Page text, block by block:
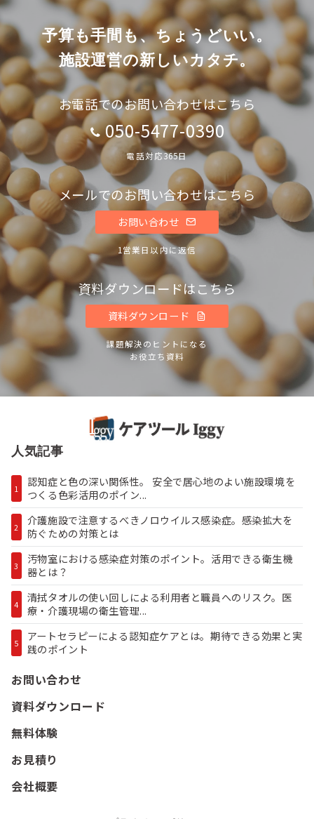
予算も手間も、ちょうどいい。
施設運営の新しいカタチ。
お電話でのお問い合わせはこちら
050-5477-0390
電話対応365日
メールでのお問い合わせはこちら
お問い合わせ
1営業日以内に返信
資料ダウンロードはこちら
資料ダウンロード
課題解決のヒントになる
お役立ち資料
人気記事
1
認知症と色の深い関係性。 安全で居心地のよい施設環境を
つくる色彩活用のポイン...
2
介護施設で注意するべきノロウイルス感染症。感染拡大を
防ぐための対策とは
3
汚物室における感染症対策のポイント。活用できる衛生機
器とは？
4
清拭タオルの使い回しによる利用者と職員へのリスク。医
療・介護現場の衛生管理...
5
アートセラピーによる認知症ケアとは。期待できる効果と実
践のポイント
お問い合わせ
資料ダウンロード
無料体験
お見積り
会社概要